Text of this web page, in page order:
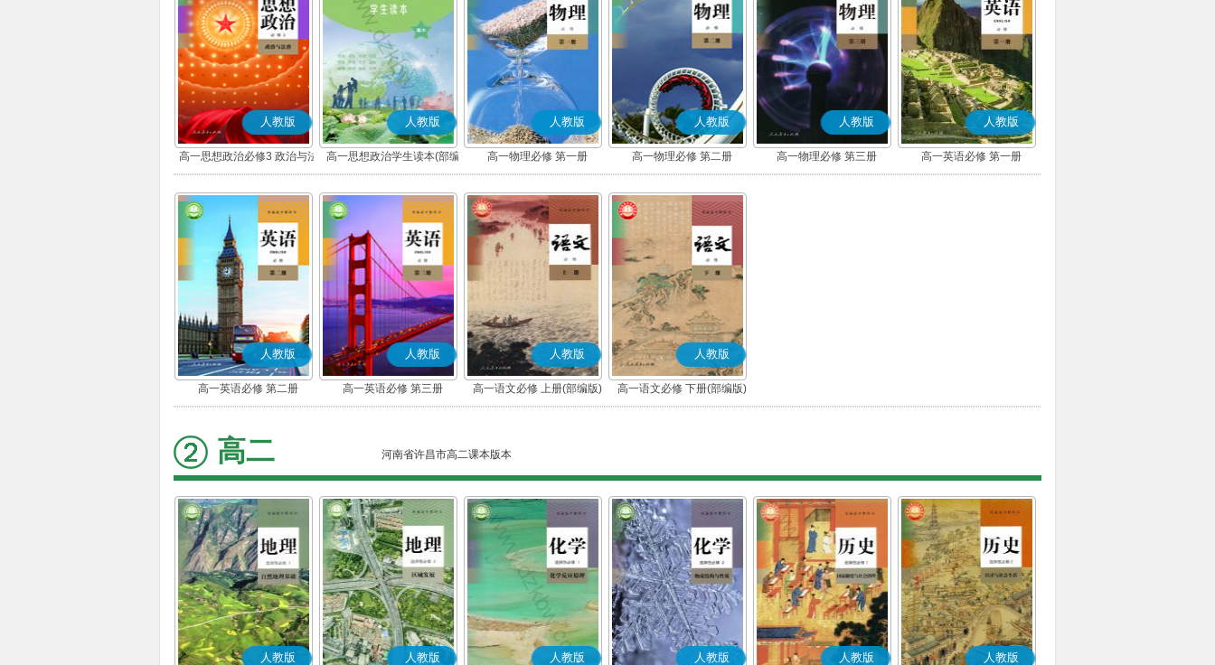
人教版
高一思想政治必修3 政治与法
治(部编版)
人教版
高一思想政治学生读本(部编
版)
人教版
高一物理必修 第一册
人教版
高一物理必修 第二册
人教版
高一物理必修 第三册
人教版
高一英语必修 第一册
人教版
高一英语必修 第二册
人教版
高一英语必修 第三册
人教版
高一语文必修 上册(部编版)
人教版
高一语文必修 下册(部编版)
高二 河南省许昌市高二课本版本
人教版 人教版 人教版 人教版 人教版 人教版